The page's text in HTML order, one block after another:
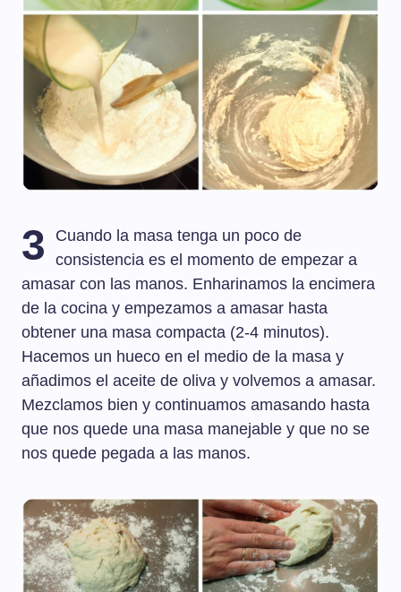
3
Cuando la masa tenga un poco de
consistencia es el momento de empezar a
amasar con las manos. Enharinamos la encimera
de la cocina y empezamos a amasar hasta
obtener una masa compacta (2-4 minutos).
Hacemos un hueco en el medio de la masa y
añadimos el aceite de oliva y volvemos a amasar.
Mezclamos bien y continuamos amasando hasta
que nos quede una masa manejable y que no se
nos quede pegada a las manos.